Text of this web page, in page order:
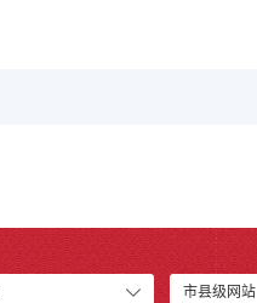
市县级网站